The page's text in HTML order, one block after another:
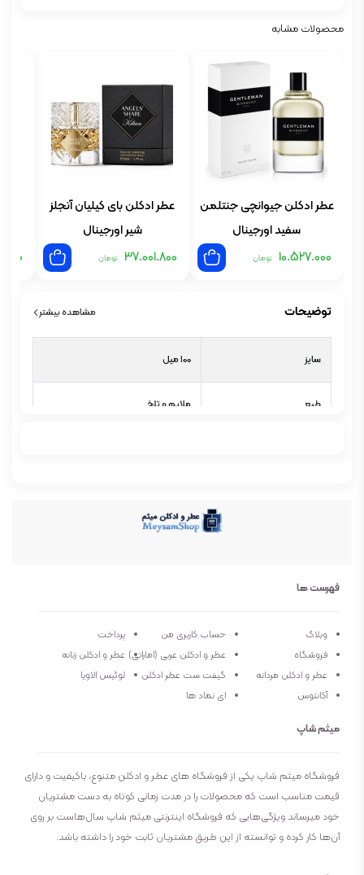
محصولات مشابه
عطر ادکلن جیوانچی جنتلمن
سفید اورجینال
10.527.000 تومان
عطر ادکلن بای کیلیان آنجلز
شیر اورجینال
37.001.800 تومان
توضیحات مشاهده بیشتر
سایز 100 میل
طبع ملایم و تلخ
نوع عطر
فصل
ماندگاری خیلی زیاد
فهرست ها
وبلاگ حساب کاربری من
پرداخت
فروشگاه
عطر و ادکلن عربی (اماراتی) عطر و ادکلن زنانه
عطر و ادکلن مردانه
گیفت ست عطر ادکلن
لوئیس الاویا
آکانتوس
ای نماد ها
میثم شاپ
فروشگاه میثم شاپ یکی از فروشگاه های عطر و ادکلن متنوع، باکیفیت و دارای
قیمت مناسب است که محصولات را در مدت زمانی کوتاه به دست مشتریان
خود میرساند ویژگی‌هایی که فروشگاه اینترنتی میثم شاپ سال‌هاست بر روی
آن‌ها کار کرده و توانسته از این طریق مشتریان ثابت خود را داشته باشد.